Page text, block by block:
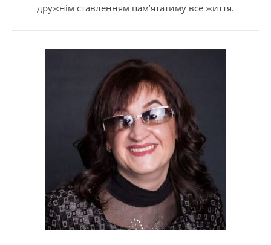
дружнім ставленням пам’ятатиму все життя.